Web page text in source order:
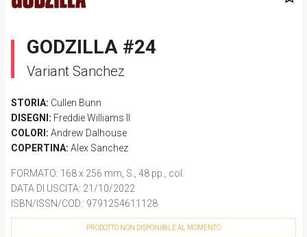
GODZILLA #24
Variant Sanchez
STORIA: Cullen Bunn
DISEGNI: Freddie Williams II
COLORI: Andrew Dalhouse
COPERTINA: Alex Sanchez
FORMATO: 168 x 256 mm, S., 48 pp., col.
DATA DI USCITA: 21/10/2022
ISBN/ISSN/COD.: 9791254611128
PRODOTTO NON DISPONIBILE AL MOMENTO